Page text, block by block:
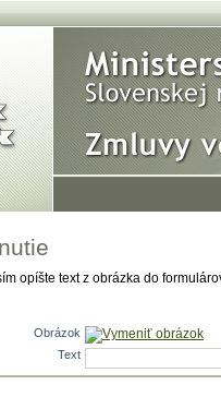
opíšte text z obrázka do
Obrázok
Vymeniť obrázok
Text